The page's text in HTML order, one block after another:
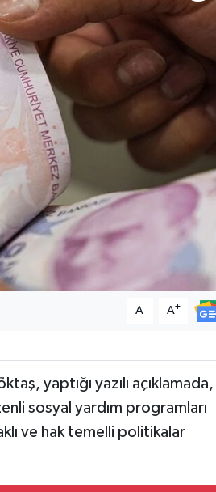
A- A+
yaptığı yazılı açıklamada,
sosyal yardım programları
ve hak temelli politikalar